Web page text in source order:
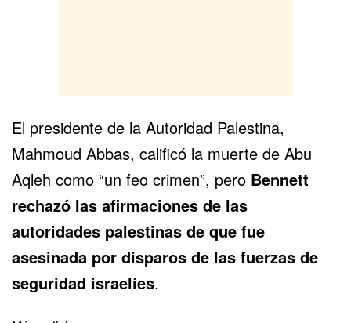
El presidente de la Autoridad Palestina,
Mahmoud Abbas, calificó la muerte de Abu
Aqleh como “un feo crimen”, pero Bennett
rechazó las afirmaciones de las
autoridades palestinas de que fue
asesinada por disparos de las fuerzas de
seguridad israelíes.